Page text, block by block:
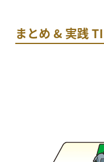
まとめ & 実践